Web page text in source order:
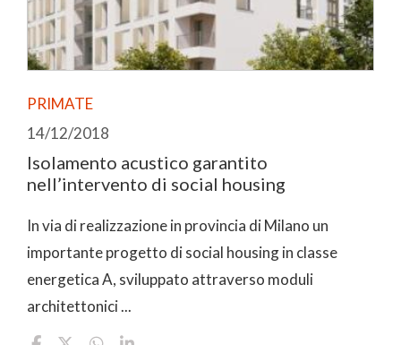
PRIMATE
14/12/2018
Isolamento acustico garantito
nell’intervento di social housing
In via di realizzazione in provincia di Milano un
importante progetto di social housing in classe
energetica A, sviluppato attraverso moduli
architettonici ...